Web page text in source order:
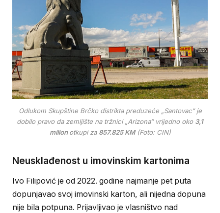
Odlukom Skupštine Brčko distrikta preduzeće „Santovac“ je
dobilo pravo da zemljište na tržnici „Arizona“ vrijedno oko 3,1
milionotkupi za 857.825 KM(Foto: CIN)
Neusklađenost u imovinskim kartonima
Ivo Filipović je od 2022. godine najmanje pet puta
dopunjavao svoj imovinski karton, ali nijedna dopuna
nije bila potpuna. Prijavljivao je vlasništvo nad